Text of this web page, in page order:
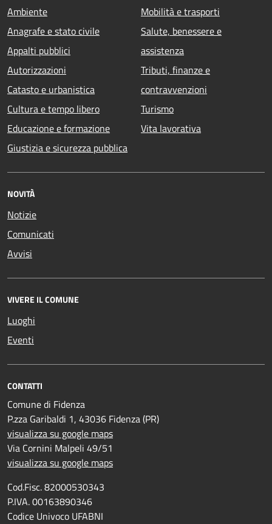
Ambiente
Anagrafe e stato civile
Appalti pubblici
Autorizzazioni
Catasto e urbanistica
Cultura e tempo libero
Educazione e formazione
Giustizia e sicurezza pubblica
Mobilità e trasporti
Salute, benessere e
assistenza
Tributi, finanze e
contravvenzioni
Turismo
Vita lavorativa
NOVITÀ
Notizie
Comunicati
Avvisi
VIVERE IL COMUNE
Luoghi
Eventi
CONTATTI
Comune di Fidenza
P.zza Garibaldi 1, 43036 Fidenza (PR)
visualizza su google maps
Via Cornini Malpeli 49/51
visualizza su google maps
Cod.Fisc. 82000530343
P.IVA. 00163890346
Codice Univoco UFABNI